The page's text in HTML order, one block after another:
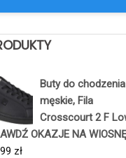
Buty do chodzenia
męskie, Fila
Crosscourt 2 F
OKAZJE NA
zł